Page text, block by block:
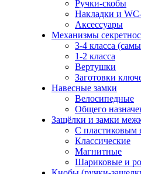
Ручки-скобы
Накладки и
Аксессуары
Механизмы
3-4 класса
1-2 класса
Вертушки
Заготовки
Навесные замки
Велосипедные
Общего
Защёлки и замки
С пластиковым
Классические
Магнитные
Шариковые и